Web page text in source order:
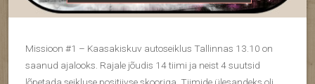
Missioon #1 – Kaasakiskuv autoseiklus Tallinnas 13.10 on
saanud ajalooks. Rajale jõudis 14 tiimi ja neist 4 suutsid